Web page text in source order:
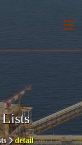
detail